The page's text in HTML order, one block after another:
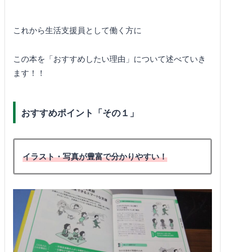
これから生活支援員として働く方に
この本を「おすすめしたい理由」について述べていき
ます！！
おすすめポイント「その１」
イラスト・写真が豊富で分かりやすい！